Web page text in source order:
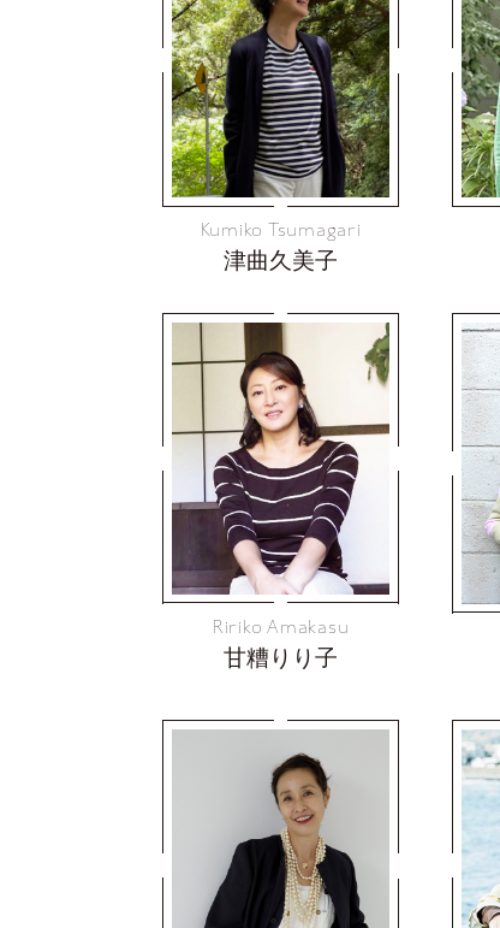
Kumiko Tsumagari
津曲久美子
Ririko Amakasu
甘糟りり子